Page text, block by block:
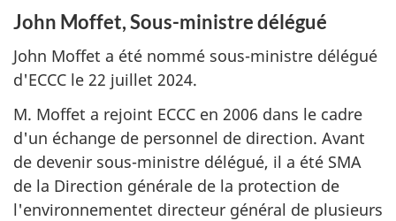
John Moffet, Sous-ministre délégué
John Moffet a été nommé sous-ministre délégué
d'ECCC le 22 juillet 2024.
M. Moffet a rejoint ECCC en 2006 dans le cadre
d'un échange de personnel de direction. Avant
de devenir sous-ministre délégué, il a été SMA
de la Direction générale de la protection de
l'environnementet directeur général de plusieurs